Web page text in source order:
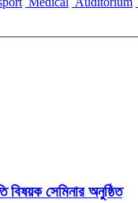
বিষয়ক সেমিনার অনুষ্ঠিত